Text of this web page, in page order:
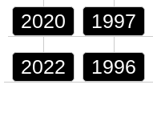
2020 1997
2022 1996